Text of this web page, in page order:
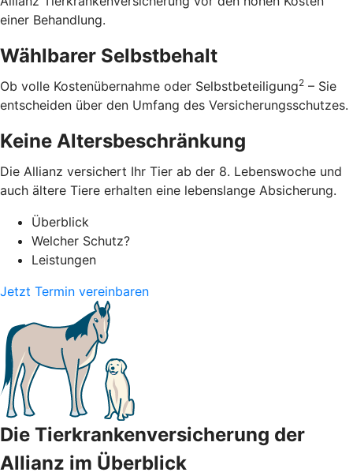
einer Behandlung.
Wählbarer Selbstbehalt
Ob volle Kostenübernahme oder Selbstbeteiligung2 – Sie
entscheiden über den Umfang des Versicherungsschutzes.
Keine Altersbeschränkung
Die Allianz versichert Ihr Tier ab der 8. Lebenswoche und
auch ältere Tiere erhalten eine lebenslange Absicherung.
Überblick
Welcher Schutz?
Leistungen
Jetzt Termin vereinbaren
Die Tierkrankenversicherung der
Allianz im Überblick